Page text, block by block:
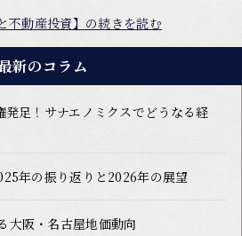
不動産投資】の続きを読む
新のコラム
足！サナエノミクスでどうなる経
年の振り返りと2026年の展望
大阪・名古屋地価動向